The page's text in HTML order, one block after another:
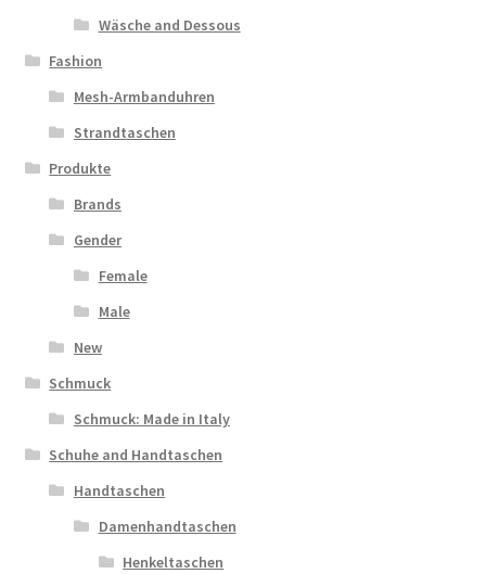
Wäsche and Dessous
Fashion
Mesh-Armbanduhren
Strandtaschen
Produkte
Brands
Gender
Female
Male
New
Schmuck
Schmuck: Made in Italy
Schuhe and Handtaschen
Handtaschen
Damenhandtaschen
Henkeltaschen